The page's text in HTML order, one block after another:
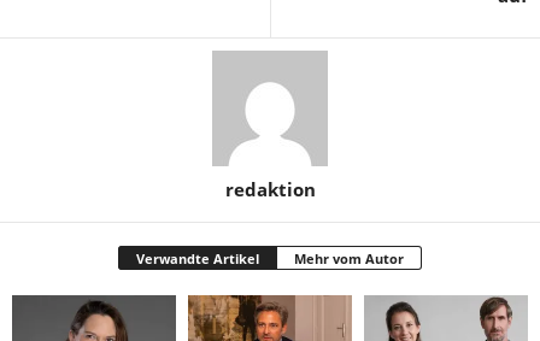
redaktion
Verwandte Artikel Mehr vom Autor